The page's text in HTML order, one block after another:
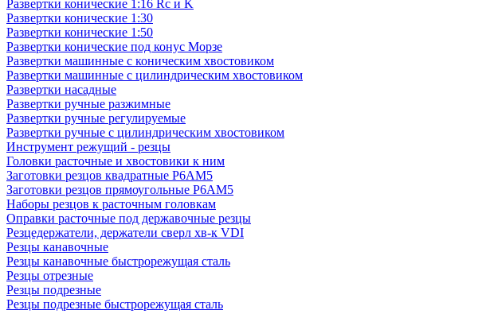
Развертки конические 1:16 Rc и K
Развертки конические 1:30
Развертки конические 1:50
Развертки конические под конус Морзе
Развертки машинные с коническим хвостовиком
Развертки машинные с цилиндрическим хвостовиком
Развертки насадные
Развертки ручные разжимные
Развертки ручные регулируемые
Развертки ручные с цилиндрическим хвостовиком
Инструмент режущий - резцы
Головки расточные и хвостовики к ним
Заготовки резцов квадратные Р6АМ5
Заготовки резцов прямоугольные Р6АМ5
Наборы резцов к расточным головкам
Оправки расточные под державочные резцы
Резцедержатели, держатели сверл хв-к VDI
Резцы канавочные
Резцы канавочные быстрорежущая сталь
Резцы отрезные
Резцы подрезные
Резцы подрезные быстрорежущая сталь